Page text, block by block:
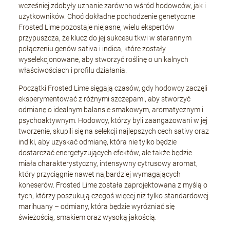
wcześniej zdobyły uznanie zarówno wśród hodowców, jak i
użytkowników. Choć dokładne pochodzenie genetyczne
Frosted Lime pozostaje niejasne, wielu ekspertów
przypuszcza, że klucz do jej sukcesu tkwi w starannym
połączeniu genów sativa i indica, które zostały
wyselekcjonowane, aby stworzyć roślinę o unikalnych
właściwościach i profilu działania.
Początki Frosted Lime sięgają czasów, gdy hodowcy zaczęli
eksperymentować z różnymi szczepami, aby stworzyć
odmianę o idealnym balansie smakowym, aromatycznym i
psychoaktywnym. Hodowcy, którzy byli zaangażowani w jej
tworzenie, skupili się na selekcji najlepszych cech sativy oraz
indiki, aby uzyskać odmianę, która nie tylko będzie
dostarczać energetyzujących efektów, ale także będzie
miała charakterystyczny, intensywny cytrusowy aromat,
który przyciągnie nawet najbardziej wymagających
koneserów. Frosted Lime została zaprojektowana z myślą o
tych, którzy poszukują czegoś więcej niż tylko standardowej
marihuany – odmiany, która będzie wyróżniać się
świeżością, smakiem oraz wysoką jakością.